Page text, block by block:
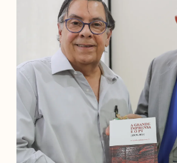
Política Externa Brasileira
Boletim da Pluralidade M
Entrevistas M
Institucional
Nossa História
Missão
Metodologia